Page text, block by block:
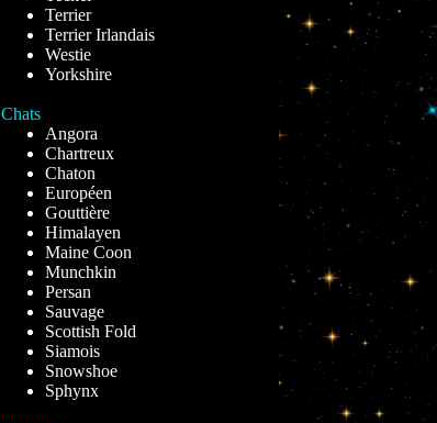
Terrier
Terrier Irlandais
Westie
Yorkshire
Chats
Angora
Chartreux
Chaton
Européen
Gouttière
Himalayen
Maine Coon
Munchkin
Persan
Sauvage
Scottish Fold
Siamois
Snowshoe
Sphynx